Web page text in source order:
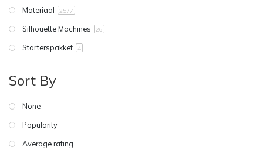
Materiaal
2577
Silhouette Machines 26
Starterspakket 4
Sort By
None
Popularity
Average rating